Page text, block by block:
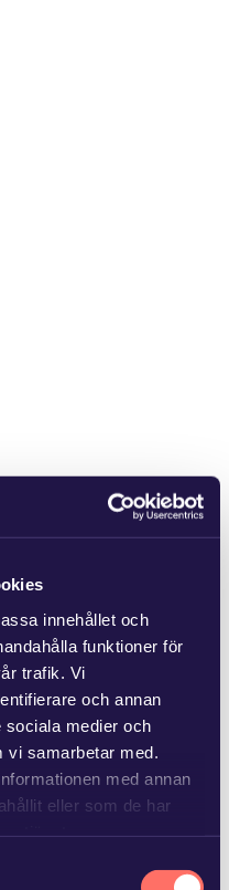
innehållet och
funktioner för
trafik. Vi
och annan
sociala medier och
samarbetar med.
med annan
eller som de har
om vilka vi är, hur du